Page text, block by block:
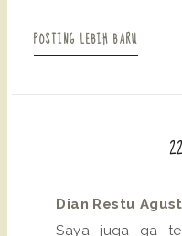
POSTING LEBIH BARU
Dian Restu
Saya juga ga